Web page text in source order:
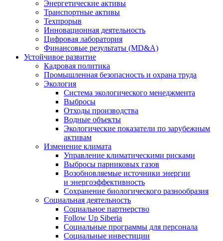
Энергетические активы
Транспортные активы
Техпрорыв
Инновационная деятельность
Цифровая лаборатория
Финансовые результаты (MD&A)
Устойчивое развитие
Кадровая политика
Промышленная безопасность и охрана труда
Экология
Система экологического менеджмента
Выбросы
Отходы производства
Водные объекты
Экологические показатели по зарубежным
активам
Изменение климата
Управление климатическими рисками
Выбросы парниковых газов
Возобновляемые источники энергии
и энергоэффективность
Сохранение биологического разнообразия
Социальная деятельность
Социальное партнерство
Follow Up Siberia
Социальные программы для персонала
Социальные инвестиции